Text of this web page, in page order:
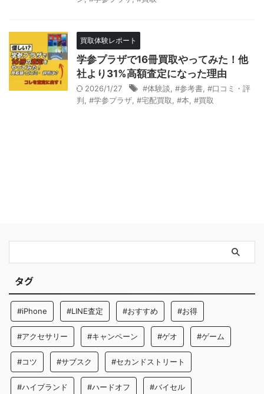
買取体験レポート
学参プラザで16冊買取やってみた！他
社より31%高額査定になった理由
2026/1/27 #体験談 #参考書 #口コミ・評
判 #学参プラザ #宅配買取 #本 #買取
タグ
#iPhone #LINE査定 #おすすめ #お得
#アクセサリー #キャンペーン #ゲオ #ゲーム
#コツ #サブスク #セカンドストリート
#ハイブランド #ハードオフ #バイセル